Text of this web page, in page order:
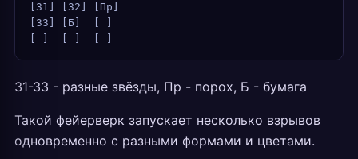
[З1] [З2] [Пр]
[З3] [Б]  [ ]
З1-З3 - разные звёзды, Пр - порох, Б - бумага
Такой фейерверк запускает несколько взрывов
одновременно с разными формами и цветами.